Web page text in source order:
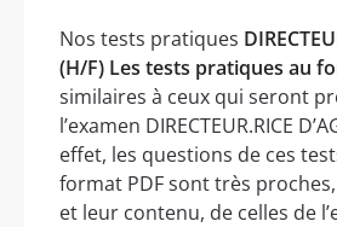
Nos tests pratiques
(H/F) Les tests pratiques au
similaires à ceux qui seront
l’examen DIRECTEUR.RICE
effet, les questions de ces
format PDF sont très
et leur contenu, de celles de